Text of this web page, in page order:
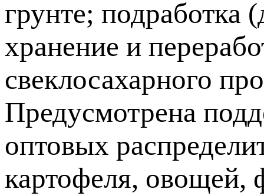
грунте; подработка
хранение и
свеклосахарного
Предусмотрена
оптовых
картофеля, овощей,